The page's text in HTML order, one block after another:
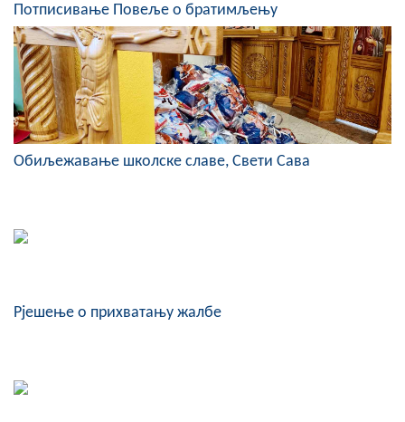
Пољопривреда
Туризам
Спорт
ЦИВИЛНА ЗАШТИТА
Потписивање Повеље о братимљењу
Обиљежавање школске славе, Свети Сава
Рјешење о прихватању жалбе